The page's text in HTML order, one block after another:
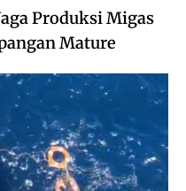
Produksi Migas
Mature